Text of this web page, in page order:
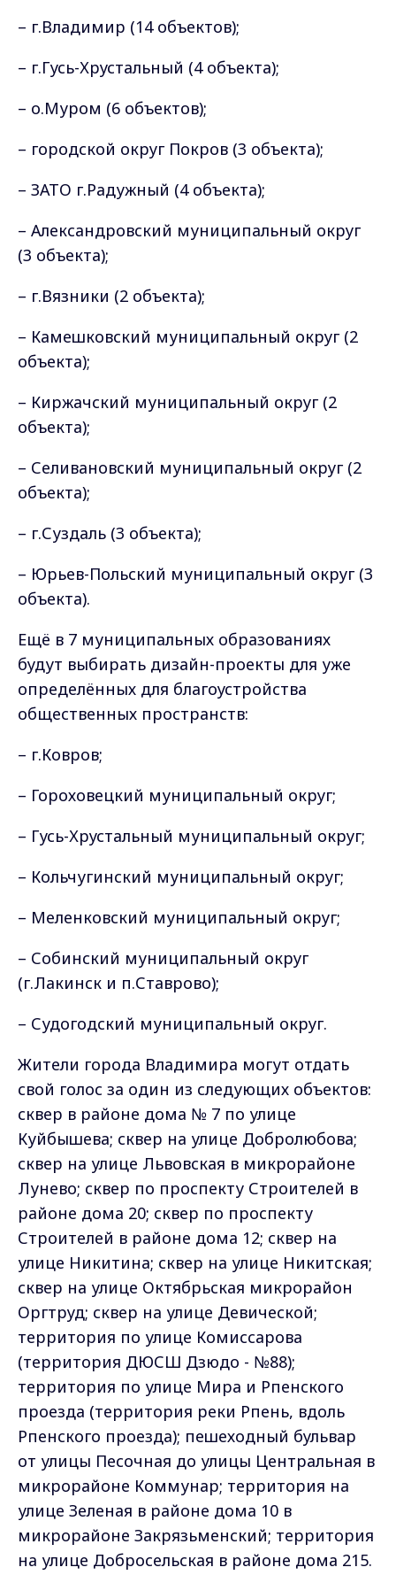
– г.Владимир (14 объектов);
– г.Гусь-Хрустальный (4 объекта);
– о.Муром (6 объектов);
– городской округ Покров (3 объекта);
– ЗАТО г.Радужный (4 объекта);
– Александровский муниципальный округ
(3 объекта);
– г.Вязники (2 объекта);
– Камешковский муниципальный округ (2
объекта);
– Киржачский муниципальный округ (2
объекта);
– Селивановский муниципальный округ (2
объекта);
– г.Суздаль (3 объекта);
– Юрьев-Польский муниципальный округ (3
объекта).
Ещё в 7 муниципальных образованиях
будут выбирать дизайн-проекты для уже
определённых для благоустройства
общественных пространств:
– г.Ковров;
– Гороховецкий муниципальный округ;
– Гусь-Хрустальный муниципальный округ;
– Кольчугинский муниципальный округ;
– Меленковский муниципальный округ;
– Собинский муниципальный округ
(г.Лакинск и п.Ставрово);
– Судогодский муниципальный округ.
Жители города Владимира могут отдать
свой голос за один из следующих объектов:
сквер в районе дома № 7 по улице
Куйбышева; сквер на улице Добролюбова;
сквер на улице Львовская в микрорайоне
Лунево; сквер по проспекту Строителей в
районе дома 20; сквер по проспекту
Строителей в районе дома 12; сквер на
улице Никитина; сквер на улице Никитская;
сквер на улице Октябрьская микрорайон
Оргтруд; сквер на улице Девической;
территория по улице Комиссарова
(территория ДЮСШ Дзюдо - №88);
территория по улице Мира и Рпенского
проезда (территория реки Рпень, вдоль
Рпенского проезда); пешеходный бульвар
от улицы Песочная до улицы Центральная в
микрорайоне Коммунар; территория на
улице Зеленая в районе дома 10 в
микрорайоне Закрязьменский; территория
на улице Добросельская в районе дома 215.